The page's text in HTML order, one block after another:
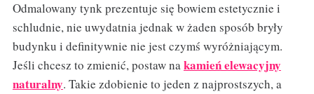
Odmalowany tynk prezentuje się bowiem estetycznie i
schludnie, nie uwydatnia jednak w żaden sposób bryły
budynku i definitywnie nie jest czymś wyróżniającym.
Jeśli chcesz to zmienić, postaw nakamień elewacyjny
naturalny. Takie zdobienie to jeden z najprostszych, a